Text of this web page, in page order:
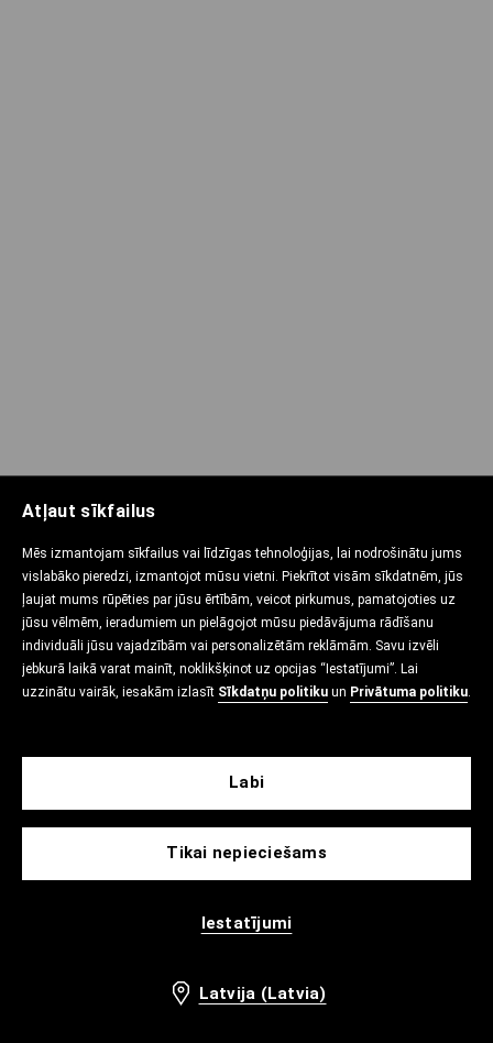
Atļaut sīkfailus
Mēs izmantojam sīkfailus vai līdzīgas tehnoloģijas, lai nodrošinātu jums
vislabāko pieredzi, izmantojot mūsu vietni. Piekrītot visām sīkdatnēm, jūs
ļaujat mums rūpēties par jūsu ērtībām, veicot pirkumus, pamatojoties uz
jūsu vēlmēm, ieradumiem un pielāgojot mūsu piedāvājuma rādīšanu
individuāli jūsu vajadzībām vai personalizētām reklāmām. Savu izvēli
jebkurā laikā varat mainīt, noklikšķinot uz opcijas “Iestatījumi”. Lai
uzzinātu vairāk, iesakām izlasīt Sīkdatņu politiku un Privātuma politiku.
Tikai nepieciešams
Iestatījumi
Labi
Latvija (Latvia)